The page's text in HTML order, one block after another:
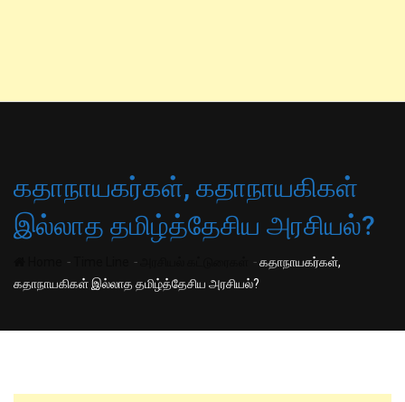
கதாநாயகர்கள், கதாநாயகிகள்
இல்லாத தமிழ்த்தேசிய அரசியல்?
- - -கதாநாயகர்கள்,
கதாநாயகிகள் இல்லாத தமிழ்த்தேசிய அரசியல்?